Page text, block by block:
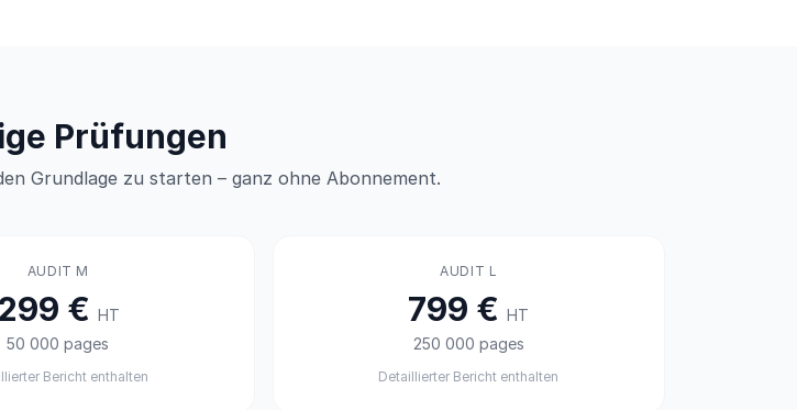
Prüfungen
Grundlage zu starten – ganz ohne Abonnement.
AUDIT M
299 € HT
50 000 pages
Bericht enthalten
AUDIT L
799 €HT
250 000 pages
Detaillierter Bericht enthalten